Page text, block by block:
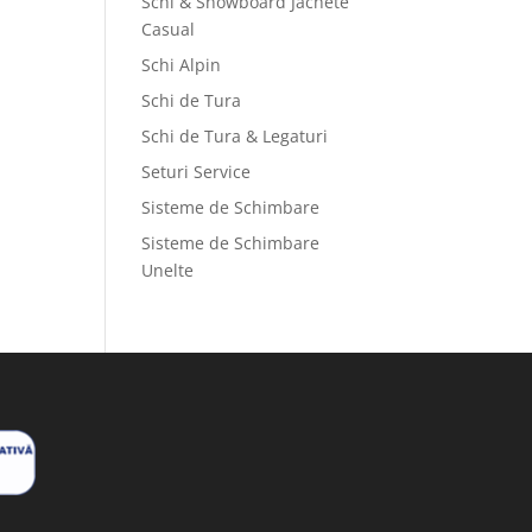
Casual
Schi Alpin
Schi de Tura
Schi de Tura & Legaturi
Seturi Service
Sisteme de Schimbare
Sisteme de Schimbare
Unelte